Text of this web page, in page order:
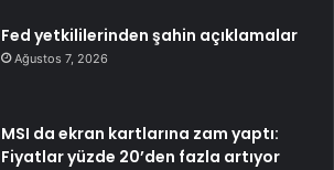
Fed yetkililerinden şahin açıklamalar
Ağustos 7, 2026
MSI da ekran kartlarına zam yaptı:
Fiyatlar yüzde 20’den fazla artıyor